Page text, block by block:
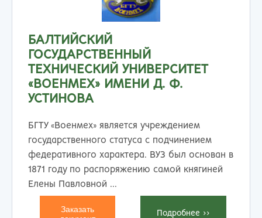
БАЛТИЙСКИЙ
ГОСУДАРСТВЕННЫЙ
ТЕХНИЧЕСКИЙ УНИВЕРСИТЕТ
«ВОЕНМЕХ» ИМЕНИ Д. Ф.
УСТИНОВА
БГТУ «Военмех» является учреждением
государственного статуса с подчинением
федеративного характера. ВУЗ был основан в
1871 году по распоряжению самой княгиней
Елены Павловной ...
Заказать
Подробнеe >>